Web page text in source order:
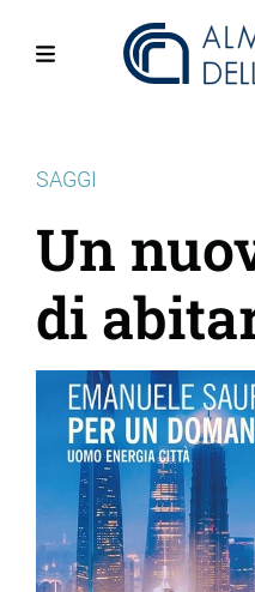
SAGGI
Un
di